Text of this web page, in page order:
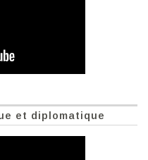
et diplomatique